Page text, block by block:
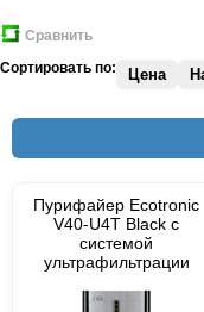
Сравнить
Сортировать по:
Цена
Пурифайер Ecotronic
V40-U4T Black с
системой
ультрафильтрации